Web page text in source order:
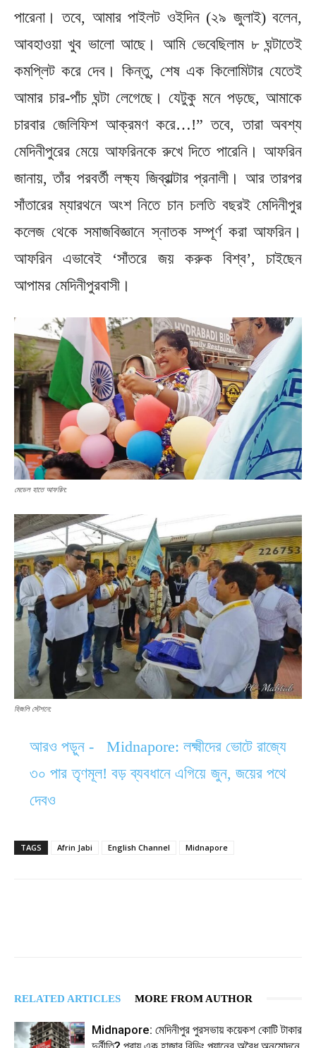
পারেনা। তবে, আমার পাইলট ওইদিন (২৯ জুলাই) বলেন,
আবহাওয়া খুব ভালো আছে। আমি ভেবেছিলাম ৮ ঘন্টাতেই
কমপ্লিট করে দেব। কিন্তু, শেষ এক কিলোমিটার যেতেই
আমার চার-পাঁচ ঘন্টা লেগেছে। যেটুকু মনে পড়ছে, আমাকে
চারবার জেলিফিশ আক্রমণ করে…!” তবে, তারা অবশ্য
মেদিনীপুরের মেয়ে আফরিনকে রুখে দিতে পারেনি। আফরিন
জানায়, তাঁর পরবর্তী লক্ষ্য জিব্রাল্টার প্রনালী। আর তারপর
সাঁতারের ম্যারথনে অংশ নিতে চান চলতি বছরই মেদিনীপুর
কলেজ থেকে সমাজবিজ্ঞানে স্নাতক সম্পূর্ণ করা আফরিন।
আফরিন এভাবেই ‘সাঁতরে জয় করুক বিশ্ব’, চাইছেন
আপামর মেদিনীপুরবাসী।
মেডেল হাতে আফরিন:
হিজলি স্টেশনে:
আরও পড়ুন -
Midnapore: লক্ষ্মীদের ভোটে রাজ্যে
৩০ পার তৃণমূল! বড় ব্যবধানে এগিয়ে জুন, জয়ের পথে
দেবও
TAGS Afrin Jabi English Channel Midnapore
RELATED ARTICLES MORE FROM AUTHOR
Midnapore: মেদিনীপুর পুরসভায় কয়েকশ কোটি টাকার